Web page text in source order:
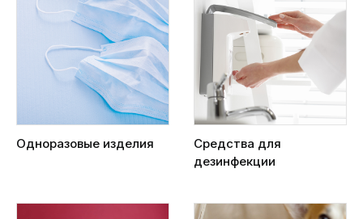
Одноразовые изделия
Средства для
дезинфекции